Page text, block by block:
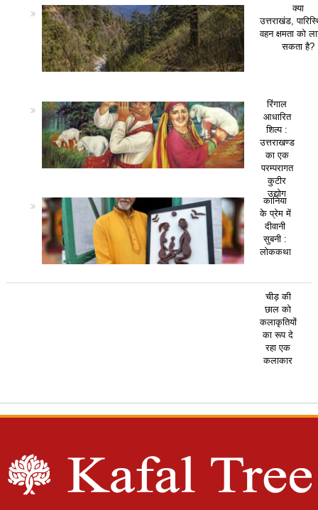
क्या
उत्तराखंड,
वहन क्षमता को
सकता है?
रिंगाल
आधारित
शिल्प :
उत्तराखण्ड
का एक
परम्परागत
कुटीर
उद्योग
कानिया
के प्रेम में
दीवानी
सुबनी :
लोककथा
चीड़ की
छाल को
कलाकृतियों
का रूप दे
रहा एक
कलाकार